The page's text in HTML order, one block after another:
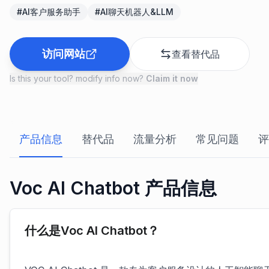
#AI客户服务助手 #AI聊天机器人&LLM
访问网站 查看替代品
Is this your tool? modify info now? Claim it now
产品信息 替代品 流量分析 常见问题
Voc AI Chatbot 产品信息
什么是Voc AI Chatbot？